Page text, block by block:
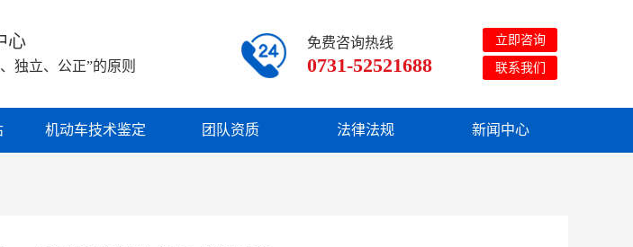
机动车技术鉴定 团队资质 法律法规 新闻中心
心
独立、公正”的原则 联系我们
立即咨询
0731-52521688
免费咨询热线